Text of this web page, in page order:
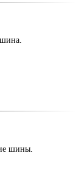
шины.